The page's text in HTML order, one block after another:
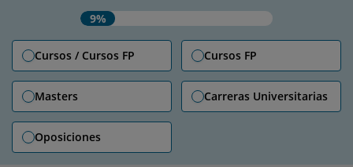
9%
Cursos / Cursos FP Cursos FP
Masters Carreras Universitarias
Oposiciones